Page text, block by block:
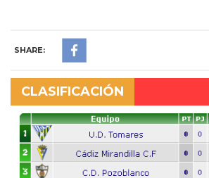
SHARE:
CLASIFICACIÓN